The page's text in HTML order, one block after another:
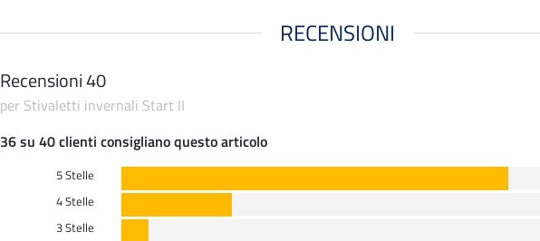
RECENSIONI
Recensioni 40
per Stivaletti invernali Start II
36 su 40 clienti consigliano questo articolo
5 Stelle
4 Stelle
3 Stelle